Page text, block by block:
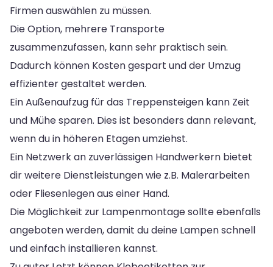
Firmen auswählen zu müssen.
Die Option, mehrere Transporte
zusammenzufassen, kann sehr praktisch sein.
Dadurch können Kosten gespart und der Umzug
effizienter gestaltet werden.
Ein Außenaufzug für das Treppensteigen kann Zeit
und Mühe sparen. Dies ist besonders dann relevant,
wenn du in höheren Etagen umziehst.
Ein Netzwerk an zuverlässigen Handwerkern bietet
dir weitere Dienstleistungen wie z.B. Malerarbeiten
oder Fliesenlegen aus einer Hand.
Die Möglichkeit zur Lampenmontage sollte ebenfalls
angeboten werden, damit du deine Lampen schnell
und einfach installieren kannst.